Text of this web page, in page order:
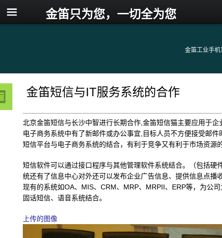
金笛工业手机
金笛只为您，一切全为您
金笛短信与IT服务系统的合作
北京金笛短信与长沙中智进行长期合作,金笛短信猫主要应用于
电子商务系统中有了新邮件或办公事宜,目标人员不方便接受邮
短信平台与电子商务系统的结合，有利于竞争又有利于市场资源
短信软件可以通过接口程序与其他管理软件系统结合。（包括
统还有了信息中心对外还可以发布企业广告信息、提供信息点
现有的系统如OA、MIS、CRM、MRP、MRPII、ERP等，为公
固话短信、语音系统结合。
上传的图像